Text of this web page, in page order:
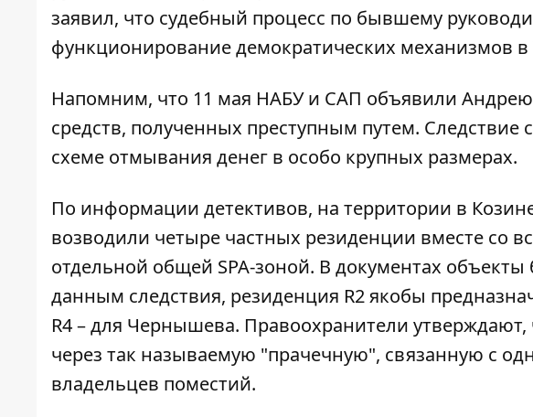
заявил, что судебный процесс по бывшему
функционирование демократических механизмов в
Напомним, что 11 мая НАБУ и САП объявили Андрею
средств, полученных преступным путем. Следствие
схеме отмывания денег в особо крупных размерах.
По информации детективов, на территории в
возводили четыре частных резиденции вместе со
отдельной общей SPA-зоной. В документах
данным следствия, резиденция R2 якобы
R4 – для Чернышева. Правоохранители
через так называемую "прачечную", связанную с
владельцев поместий.